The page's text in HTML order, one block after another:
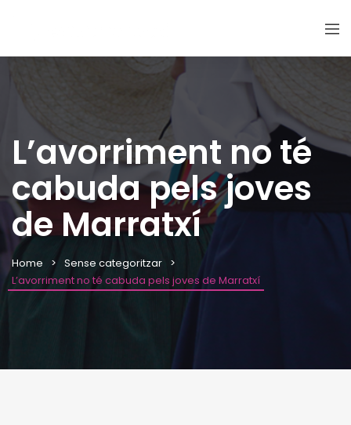
L’avorriment no té
cabuda pels joves
de Marratxí
Home
Sense categoritzar
L’avorriment no té cabuda pels joves de Marratxí